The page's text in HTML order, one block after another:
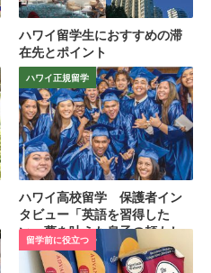
ハワイ留学生におすすめの滞
在先とポイント
ハワイ正規留学
ハワイ高校留学 保護者イン
タビュー「英語を習得した
い」夢を叶えた息子の頼もし
い成長
留学前に役立つ